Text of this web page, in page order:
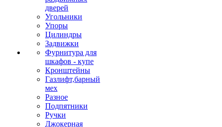
дверей
Угольники
Упоры
Цилиндры
Задвижки
Фурнитура для
шкафов - купе
Кронштейны
Газлифт,барный
мех
Разное
Подпятники
Ручки
Джокерная